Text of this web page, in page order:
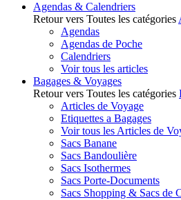
Agendas & Calendriers
Retour vers Toutes les catégories
Agendas
Agendas de Poche
Calendriers
Voir tous les articles
Bagages & Voyages
Retour vers Toutes les catégories
Articles de Voyage
Etiquettes a Bagages
Voir tous les Articles de
Sacs Banane
Sacs Bandoulière
Sacs Isothermes
Sacs Porte-Documents
Sacs Shopping & Sacs de